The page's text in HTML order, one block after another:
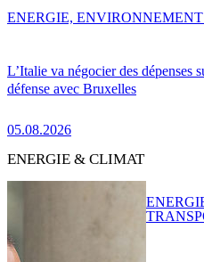
L’Italie va négocier des dépenses
défense avec Bruxelles
05.08.2026
ENERGIE,
ENERGIE & CLIMAT